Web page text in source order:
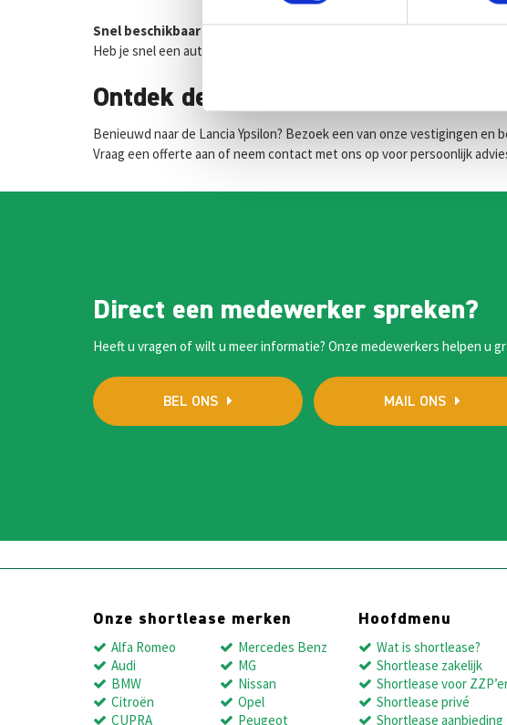
Snel beschikbaar uit voorraad
Heb je snel een auto nodig? De Lancia Ypsilon is bij Enterprise
Ontdek de Lancia Ypsilon
Benieuwd naar de Lancia Ypsilon? Bezoek een van onze vestigingen
Vraag een offerte aan of neem contact met ons op voor persoonlijk
Direct een medewerker spreken?
Heeft u vragen of wilt u meer informatie? Onze medewerkers helpen u
BEL ONS MAIL ONS
Onze shortlease merken
Alfa Romeo
Audi
BMW
Citroën
CUPRA
Mercedes Benz
MG
Nissan
Opel
Peugeot
Hoofdmenu
Wat is shortlease?
Shortlease zakelijk
Shortlease voor
Shortlease privé
Shortlease aanbieding